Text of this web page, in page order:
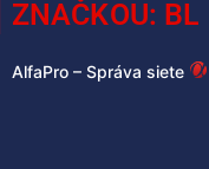
ZNAČKOU: BL
AlfaPro – Správa siete